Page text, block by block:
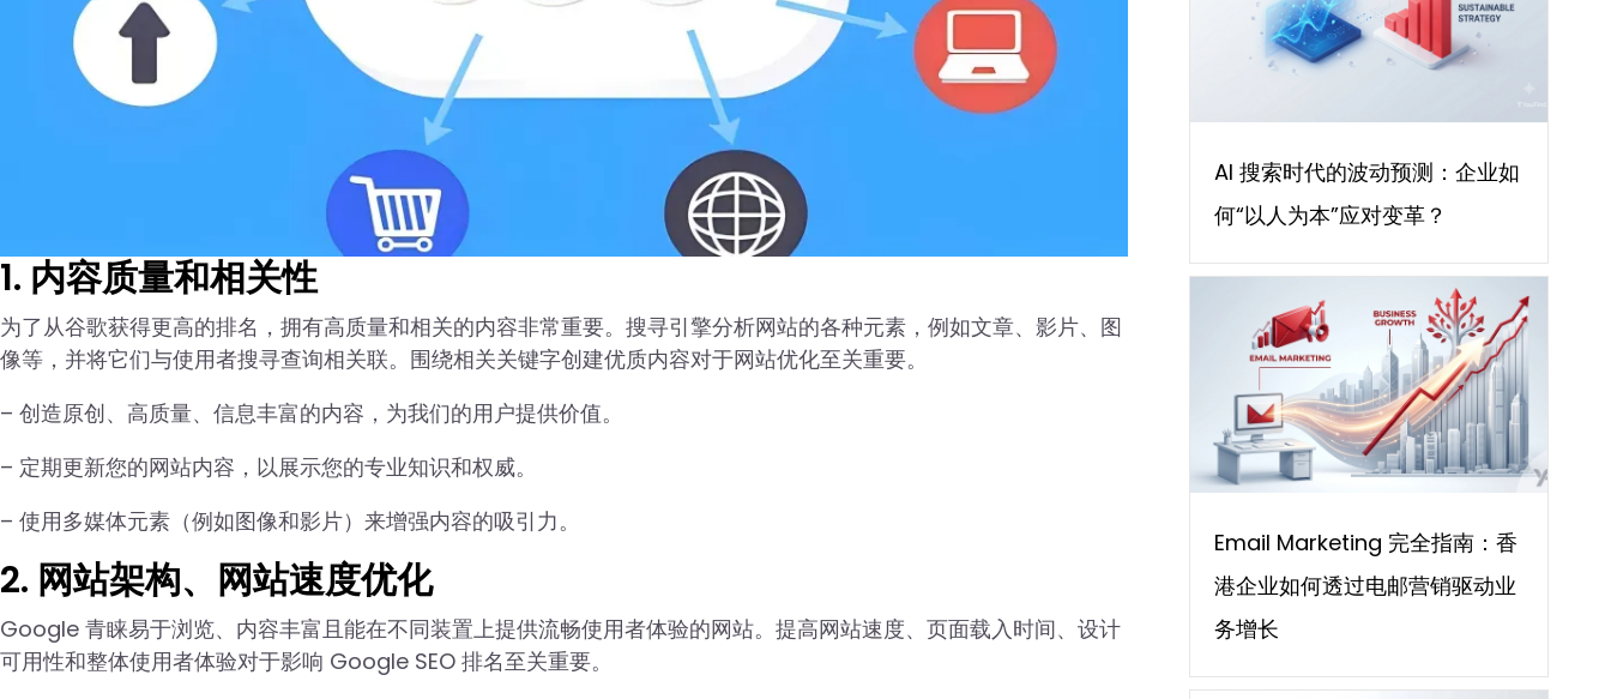
1. 内容质量和相关性
为了从谷歌获得更高的排名，拥有高质量和相关的内容非常重要。搜寻引擎分析网站的各种元素，例如文章、影片、图
像等，并将它们与使用者搜寻查询相关联。围绕相关关键字创建优质内容对于网站优化至关重要。
– 创造原创、高质量、信息丰富的内容，为我们的用户提供价值。
– 定期更新您的网站内容，以展示您的专业知识和权威。
– 使用多媒体元素（例如图像和影片）来增强内容的吸引力。
2. 网站架构、网站速度优化
Google 青睐易于浏览、内容丰富且能在不同装置上提供流畅使用者体验的网站。提高网站速度、页面载入时间、设计
可用性和整体使用者体验对于影响 Google SEO 排名至关重要。
AI 搜索时代的波动预测：企业如
何“以人为本”应对变革？
Email Marketing 完全指南：香
港企业如何透过电邮营销驱动业
务增长